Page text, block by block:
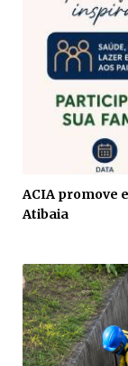
ACIA promove
Atibaia